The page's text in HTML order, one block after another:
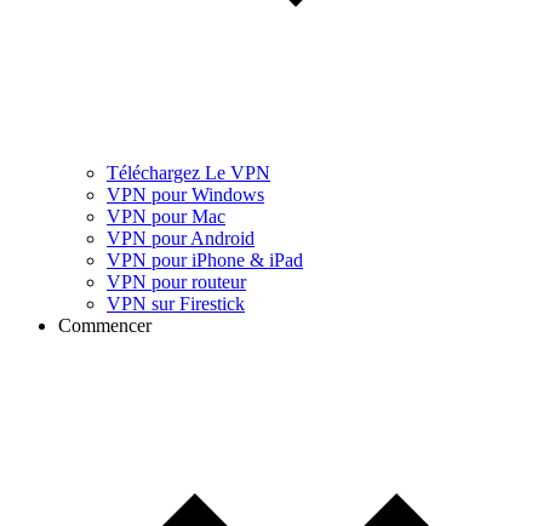
Téléchargez Le VPN
VPN pour Windows
VPN pour Mac
VPN pour Android
VPN pour iPhone & iPad
VPN pour routeur
VPN sur Firestick
Commencer